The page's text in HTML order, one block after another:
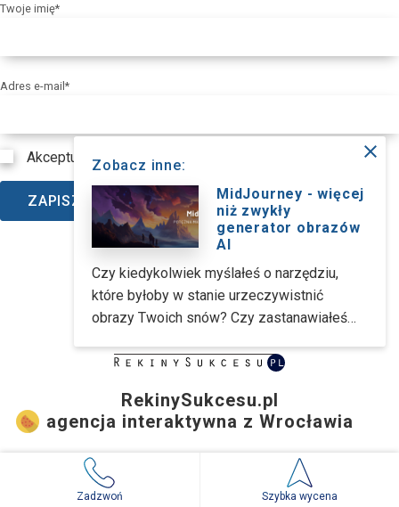
Twoje imię*
Adres e-mail*
Akceptuję politykę prywatności
ZAPISZ SIĘ
RekinySukcesu.pl
agencja interaktywna z Wrocławia
Rekinysukcesu.pl Sp. z o.o. (dawniej: Rekinysukcesu.pl Spółka
Zobacz inne:
close
MidJourney - więcej
niż zwykły
generator obrazów
AI
Czy kiedykolwiek myślałeś o narzędziu,
które byłoby w stanie urzeczywistnić
obrazy Twoich snów? Czy zastanawiałeś
astronauty jadący na motocyklu? A może po
szukasz kreatywnego źródła? MidJourney
to idealne narzędzie AI dla Ciebie, dzięki
dowolną grafikę, ilustrację czy obraz, za
pomocą promptów.
Zadzwoń Szybka wycena